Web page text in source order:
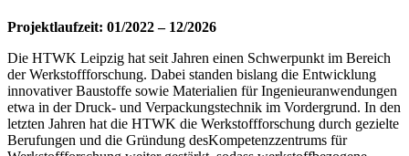
Projektlaufzeit: 01/2022 – 12/2026
Die HTWK Leipzig hat seit Jahren einen Schwerpunkt im Bereich
der Werkstoffforschung. Dabei standen bislang die Entwicklung
innovativer Baustoffe sowie Materialien für Ingenieuranwendungen
etwa in der Druck- und Verpackungstechnik im Vordergrund. In den
letzten Jahren hat die HTWK die Werkstoffforschung durch gezielte
Berufungen und die Gründung desKompetenzzentrums für